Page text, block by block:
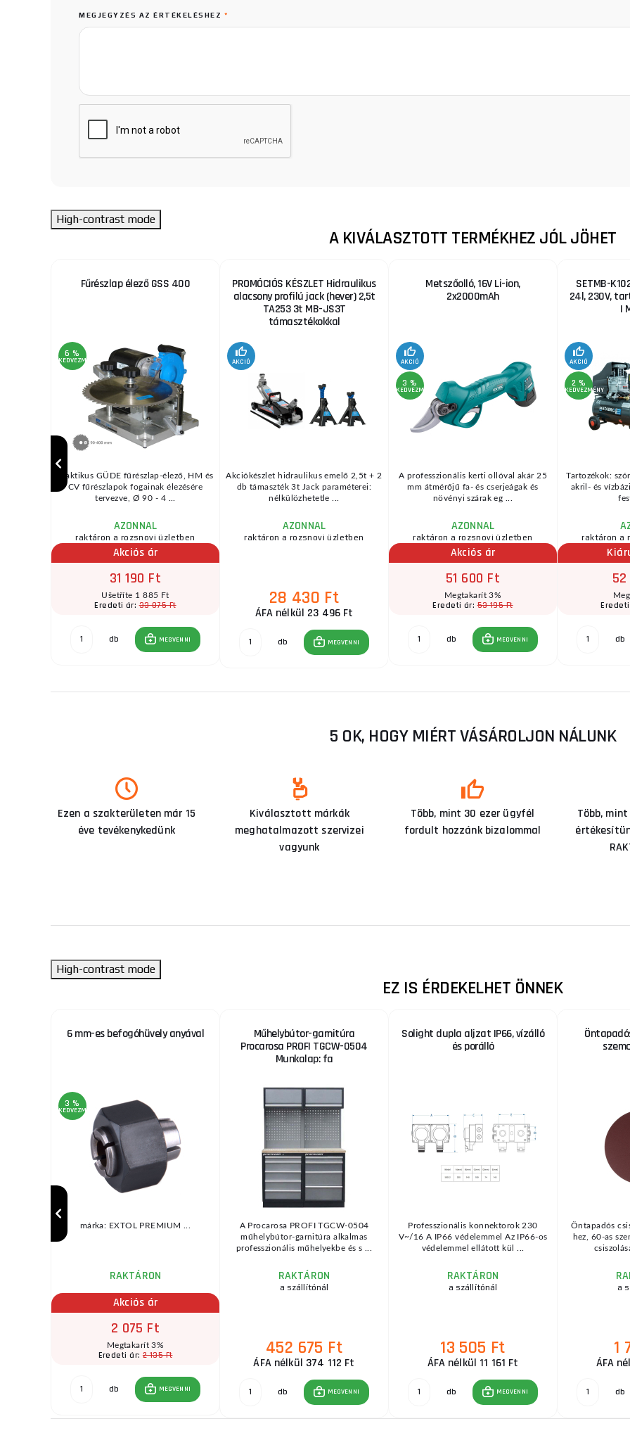
MEGJEGYZÉS AZ ÉRTÉKELÉSHEZ *
High-contrast mode
A KIVÁLASZTOTT TERMÉKHEZ JÓL JÖHET
Fűrészlap élező GSS 400
6 %
KEDVEZMÉNY
Praktikus GÜDE fűrészlap-élező, HM és
CV fűrészlapok fogainak élezésére
tervezve, Ø 90 - 4 ...
AZONNAL
raktáron a rozsnovi üzletben
Akciós ár
31 190 Ft
Ušetříte 1 885 Ft
Eredeti ár:33 075 Ft
db MEGVENNI
PROMÓCIÓS KÉSZLET Hidraulikus
alacsony profilú jack (hever) 2,5t
TA253 3t MB-JS3T
támasztékokkal
AKCIÓ
Akciókészlet hidraulikus emelő 2,5t + 2
db támaszték 3t Jack paraméterei:
nélkülözhetetle ...
AZONNAL
raktáron a rozsnovi üzletben
28 430 Ft
ÁFA nélkül 23 496 Ft
db MEGVENNI
Metszőolló, 16V Li-ion,
2x2000mAh
AKCIÓ
3 %
KEDVEZMÉNY
A professzionális kerti ollóval akár 25
mm átmérőjű fa- és cserjeágak és
növényi szárak eg ...
AZONNAL
raktáron a rozsnovi üzletben
Akciós ár
51 600 Ft
Megtakarít 3%
Eredeti ár:53 195 Ft
db MEGVENNI
SETMB-
24l, 230V,
|
AKCIÓ
2 %
KEDVEZMÉNY
Tartozékok:
akril- és
raktáron a
db
5 OK, HOGY MIÉRT VÁSÁROLJON NÁLUNK
Ezen a szakterületen már 15
éve tevékenykedünk
Kiválasztott márkák
meghatalmazott szervizei
vagyunk
Több, mint 30 ezer ügyfél
fordult hozzánk bizalommal
Több,
High-contrast mode
EZ IS ÉRDEKELHET ÖNNEK
6 mm-es befogóhüvely anyával
3 %
KEDVEZMÉNY
márka: EXTOL PREMIUM ...
RAKTÁRON
Akciós ár
2 075 Ft
Megtakarít 3%
Eredeti ár:2 135 Ft
db MEGVENNI
Műhelybútor-garnitúra
Procarosa PROFI TGCW-0504
Munkalap: fa
A Procarosa PROFI TGCW-0504
műhelybútor-garnitúra alkalmas
professzionális műhelyekbe és s ...
RAKTÁRON
a szállítónál
452 675 Ft
ÁFA nélkül 374 112 Ft
db MEGVENNI
Solight dupla aljzat IP66, vízálló
és porálló
Professzionális konnektorok 230
V~/16 A IP66 védelemmel Az IP66-os
védelemmel ellátott kül ...
RAKTÁRON
a szállítónál
13 505 Ft
ÁFA nélkül 11 161 Ft
db MEGVENNI
Öntapadós
hez, 60-as
a
1
ÁFA
db